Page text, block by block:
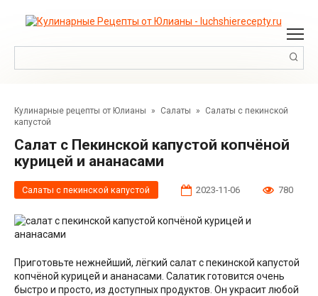
Кулинарные рецепты от Юлианы » Салаты »
Салаты с пекинской
капустой
Салат с Пекинской капустой копчёной
курицей и ананасами
Салаты с пекинской капустой 2023-11-06 780
Приготовьте нежнейший, лёгкий салат с пекинской капустой
копчёной курицей и ананасами. Салатик готовится очень
быстро и просто, из доступных продуктов. Он украсит любой